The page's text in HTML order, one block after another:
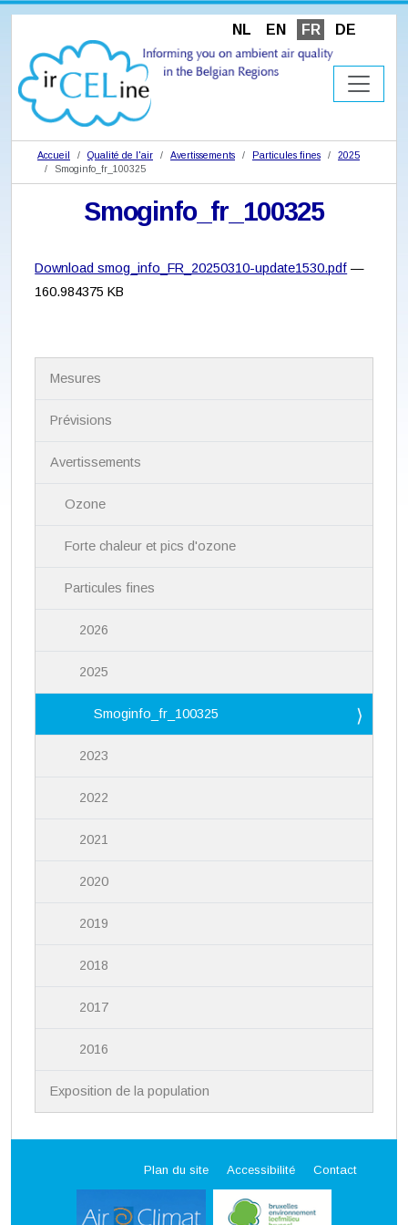
NL EN FR DE
Accueil Qualité de l'air Avertissements Particules fines
2025
Smoginfo_fr_100325
Smoginfo_fr_100325
Download smog_info_FR_20250310-update1530.pdf —
160.984375 KB
Mesures
Prévisions
Avertissements
Ozone
Forte chaleur et pics d'ozone
Particules fines
2026
2025
Smoginfo_fr_100325
2023
2022
2021
2020
2019
2018
2017
2016
Exposition de la population
Plan du site Accessibilité Contact